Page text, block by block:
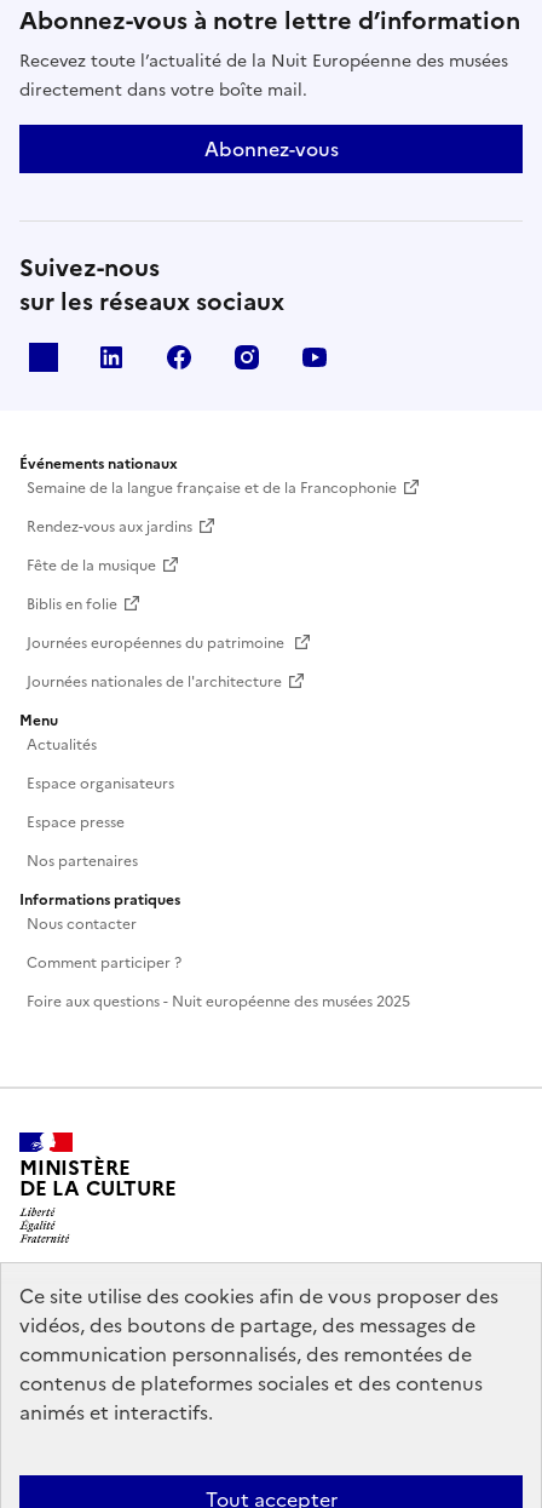
Ce site utilise des cookies afin de vous proposer des
vidéos, des boutons de partage, des messages de
communication personnalisés, des remontées de
contenus de plateformes sociales et des contenus
animés et interactifs.
Tout accepter
Abonnez-vous à notre lettre d’information
Recevez toute l’actualité de la Nuit Européenne des musées
directement dans votre boîte mail.
Abonnez-vous
Suivez-nous
sur les réseaux sociaux
Linkedin Facebook Instagram
Événements nationaux
Semaine de la langue française et de la Francophonie
Rendez-vous aux jardins
Fête de la musique
Biblis en folie
Journées européennes du patrimoine
Journées nationales de l'architecture
Menu
Actualités
Espace organisateurs
Espace presse
Nos partenaires
Informations pratiques
Nous contacter
Comment participer ?
Foire aux questions - Nuit européenne des musées 2025
MINISTÈRE
DE LA CULTURE
legifrance.gouv.fr
info.gouv.fr
service-public.gouv.fr
data.gouv.fr
Crédits Accessibilité : partiellement conforme
Mentions légales